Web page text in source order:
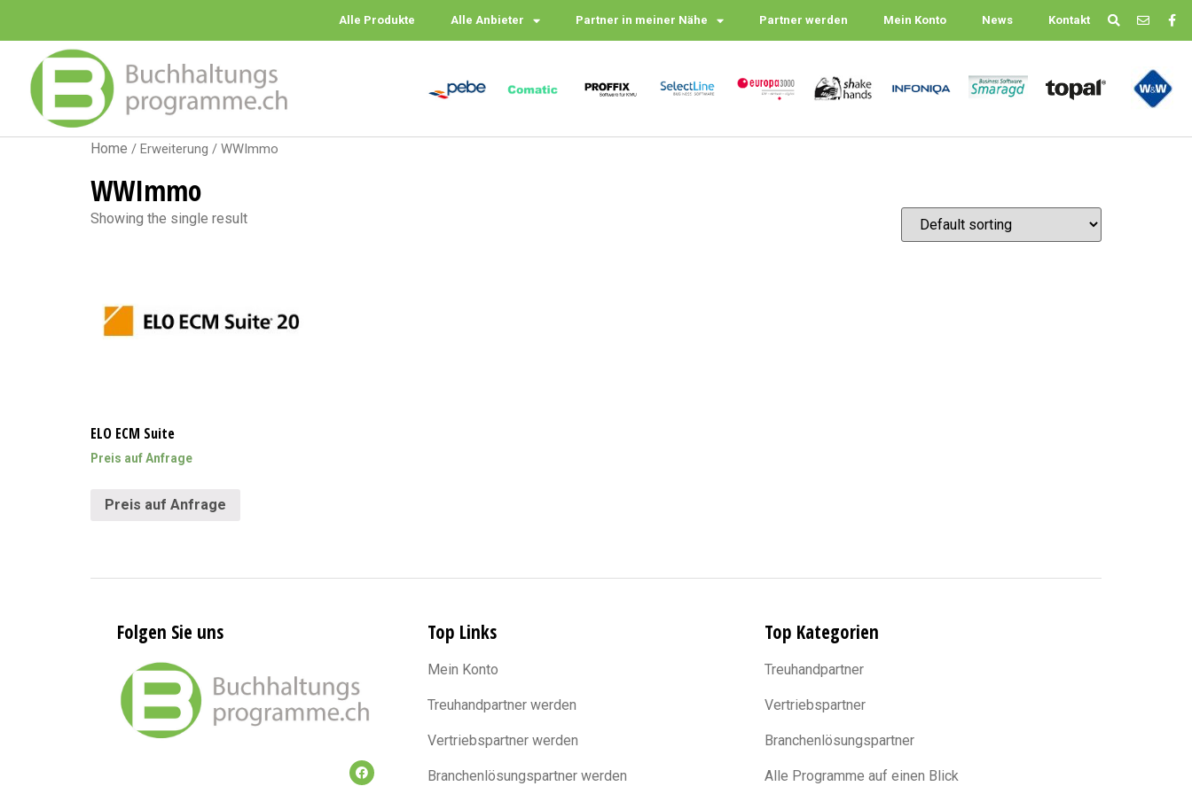
Alle Produkte Alle Anbieter Partner in meiner Nähe Partner werden Mein Konto News Kontakt
Home / Erweiterung / WWImmo
WWImmo
Showing the single result
ELO ECM Suite
Preis auf Anfrage
Preis auf Anfrage
Folgen Sie uns Top Links
Mein Konto
Treuhandpartner werden
Vertriebspartner werden
Branchenlösungspartner werden
Top Kategorien
Treuhandpartner
Vertriebspartner
Branchenlösungspartner
Alle Programme auf einen Blick